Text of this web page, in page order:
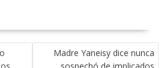
Madre Yaneisy dice nunca